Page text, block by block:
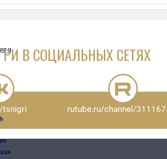
и
В СОЦИАЛЬНЫХ СЕТЯХ
tsnigri rutube.ru/channel/